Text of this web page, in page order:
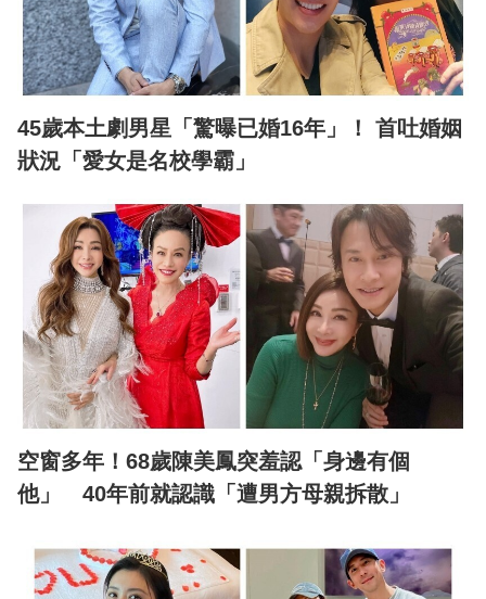
45歲本土劇男星「驚曝已婚16年」！ 首吐婚姻
狀況「愛女是名校學霸」
空窗多年！68歲陳美鳳突羞認「身邊有個
他」 40年前就認識「遭男方母親拆散」